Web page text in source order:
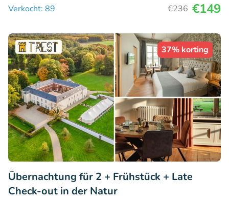
Verkocht: 89
€236 €149
37% korting
Übernachtung für 2 + Frühstück + Late
Check-out in der Natur